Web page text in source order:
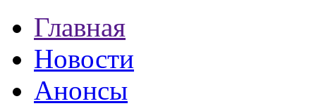
Главная
Новости
Анонсы